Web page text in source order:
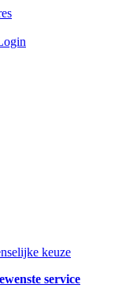
keuze
service